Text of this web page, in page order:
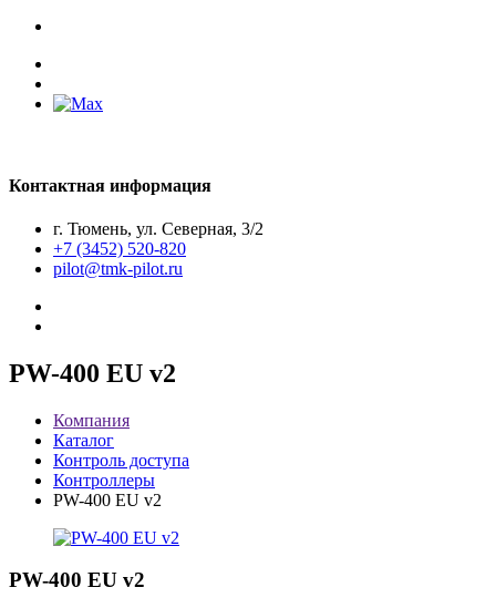
Контактная информация
г. Тюмень, ул. Северная, 3/2
+7 (3452) 520-820
pilot@tmk-pilot.ru
PW-400 EU v2
Компания
Каталог
Контроль доступа
Контроллеры
PW-400 EU v2
PW-400 EU v2